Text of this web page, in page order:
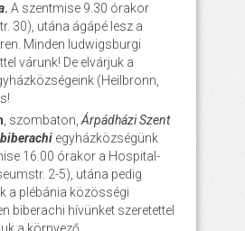
. A szentmise 9.30 órakor
30), utána ágápé lesz a
Minden ludwigsburgi
várunk! De elvárjuk a
(Heilbronn,
, szombaton, Árpádházi Szent
biberachi egyházközségünk
16.00 órakor a Hospital-
2-5), utána pedig
a plébánia közösségi
biberachi hívünket szeretettel